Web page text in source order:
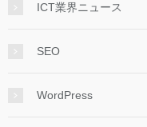
ICT業界ニュース
SEO
WordPress